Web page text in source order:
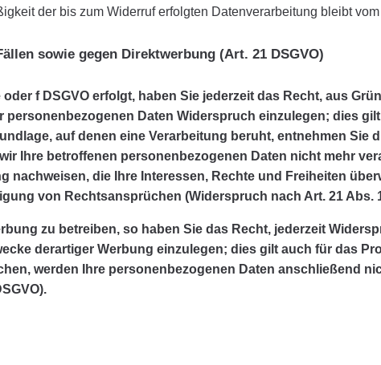
der bis zum Widerruf erfolgten Datenverarbeitung bleibt
sowie gegen Direktwerbung (Art. 21 DSGVO)
f DSGVO erfolgt, haben Sie jederzeit das Recht, aus
personenbezogenen Daten Widerspruch einzulegen; dies
auf denen eine Verarbeitung beruht, entnehmen Sie
Ihre betroffenen personenbezogenen Daten nicht mehr
die Ihre Interessen, Rechte und Freiheiten
von Rechtsansprüchen (Widerspruch nach Art. 21 Abs.
zu betreiben, so haben Sie das Recht, jederzeit
derartiger Werbung einzulegen; dies gilt auch für das
werden Ihre personenbezogenen Daten anschließend